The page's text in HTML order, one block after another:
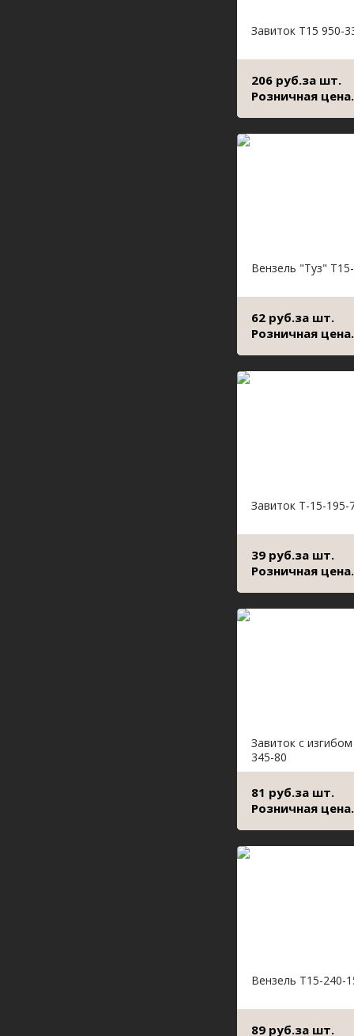
Завиток Т15 950-
206 руб.за шт.
Розничная цена.
Вензель "Туз"
62 руб.за шт.
Розничная цена.
Завиток Т-15-195-
39 руб.за шт.
Розничная цена.
Завиток с
345-80
81 руб.за шт.
Розничная цена.
Вензель Т15-240-
89 руб.за шт.